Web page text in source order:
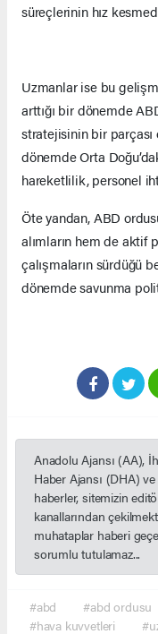
süreçlerinin hız
Uzmanlar ise bu
arttığı bir dönemde
stratejisinin bir
dönemde Orta
hareketlilik, personel
Öte yandan, ABD
alımların hem de aktif
çalışmaların sürdüğü
dönemde savunma
Anadolu Ajansı (AA),
Haber Ajansı (DHA)
haberler, sitemizin
kanallarından
muhataplar haberi
sorumlu tutulamaz...
#abd #abd ordusu
#hava kuvvetleri